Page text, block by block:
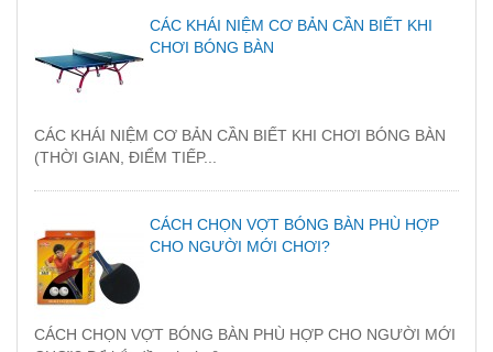
CÁC KHÁI NIỆM CƠ BẢN CẦN BIẾT KHI
CHƠI BÓNG BÀN
CÁC KHÁI NIỆM CƠ BẢN CẦN BIẾT KHI CHƠI BÓNG BÀN
(THỜI GIAN, ĐIỂM TIẾP...
CÁCH CHỌN VỢT BÓNG BÀN PHÙ HỢP
CHO NGƯỜI MỚI CHƠI?
CÁCH CHỌN VỢT BÓNG BÀN PHÙ HỢP CHO NGƯỜI MỚI